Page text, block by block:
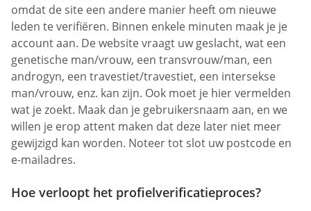
omdat de site een andere manier heeft om nieuwe
leden te verifiëren. Binnen enkele minuten maak je je
account aan. De website vraagt uw geslacht, wat een
genetische man/vrouw, een transvrouw/man, een
androgyn, een travestiet/travestiet, een intersekse
man/vrouw, enz. kan zijn. Ook moet je hier vermelden
wat je zoekt. Maak dan je gebruikersnaam aan, en we
willen je erop attent maken dat deze later niet meer
gewijzigd kan worden. Noteer tot slot uw postcode en
e-mailadres.
Hoe verloopt het profielverificatieproces?